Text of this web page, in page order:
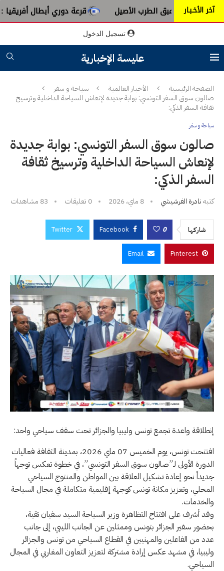
آخر الأخـبـار
سورية من عبق الطرب الأصيل قرعة دوري أبطال أفريقيا :
تسجيل الدخول
عليسة الإخبارية
الصفحة الرئيسية الأخبار العالمية
سياحة و سفر
صالون سوق السفر التونسي: بوابة جديدة لإنعاش السياحة الداخلية وترسيخ
ثقافة السفر الذكي:
سياحة و سفر
صالون سوق السفر التونسي: بوابة جديدة
لإنعاش السياحة الداخلية وترسيخ ثقافة
السفر الذكي:
كتبهنادرة الفرشيشي 8 ماي، 2026 0 تعليقات 83 مشاهدات
شاركها 0
Facebook
Twitter
Pinterest
Email
إنطلاقة واعدة تجمع تونس وليبيا والجزائر تحت سقف سياحي واحد:
افتتحت تونس، يوم الخميس 07 ماي 2026، بمدينة الثقافة فعاليات
الدورة الأولى لـ”صالون سوق السفر التونسي”، في خطوة تعكس توجهاً
جديداً نحو إعادة تشكيل العلاقة بين المواطن والمنتوج السياحي
المحلي، وتعزيز مكانة تونس كوجهة إقليمية متكاملة في مجال السياحة
والخدمات.
وقد أشرف على افتتاح التظاهرة وزير السياحة السيد سفيان تقية،
بحضور سفير الجزائر بتونس وممثلين عن الجانب الليبي، إلى جانب
عدد من الفاعلين والمهنيين في القطاع السياحي من تونس والجزائر
وليبيا، في مشهد عكس إرادة مشتركة لتعزيز التعاون المغاربي في المجال
السياحي.